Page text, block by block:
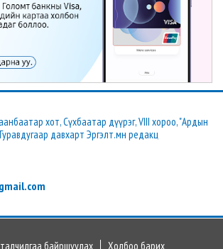
хот, Сүхбаатар дүүрэг, VIII хороо, "Ардын
давхарт Эргэлт.мн редакц
байршуулах Холбоо барих